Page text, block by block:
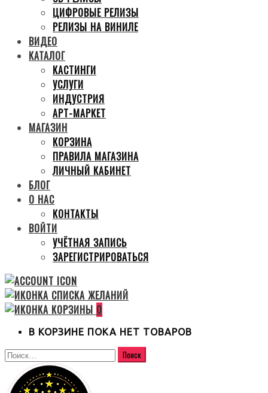
ЦИФРОВЫЕ РЕЛИЗЫ
РЕЛИЗЫ НА ВИНИЛЕ
ВИДЕО
КАТАЛОГ
КАСТИНГИ
УСЛУГИ
ИНДУСТРИЯ
АРТ-МАРКЕТ
МАГАЗИН
КОРЗИНА
ПРАВИЛА МАГАЗИНА
ЛИЧНЫЙ КАБИНЕТ
БЛОГ
О НАС
КОНТАКТЫ
ВОЙТИ
УЧЁТНАЯ ЗАПИСЬ
ЗАРЕГИСТРИРОВАТЬСЯ
0
В КОРЗИНЕ ПОКА НЕТ ТОВАРОВ